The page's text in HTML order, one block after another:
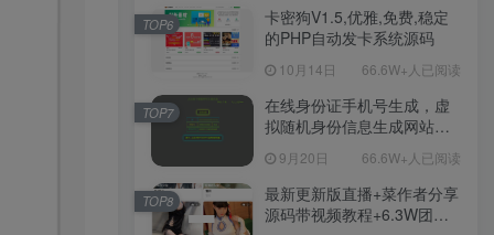
程！
卡密狗V1.5,优雅,免费,稳定
的PHP自动发卡系统源码
10月14日 66.6W+人已阅读
TOP6
在线身份证手机号生成，虚
拟随机身份信息生成网站源
9月20日 66.6W+人已阅读
TOP7
最新更新版直播+菜作者分享
源码带视频教程+6.3W团购
TOP8